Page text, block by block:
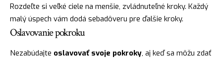
Rozdeľte si veľké ciele na menšie, zvládnuteľné kroky. Každý
malý úspech vám dodá sebadôveru pre ďalšie kroky.
Oslavovanie pokroku
Nezabúdajte oslavovať svoje pokroky, aj keď sa môžu zdať